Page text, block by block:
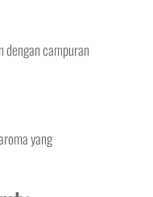
dengan campuran
yang